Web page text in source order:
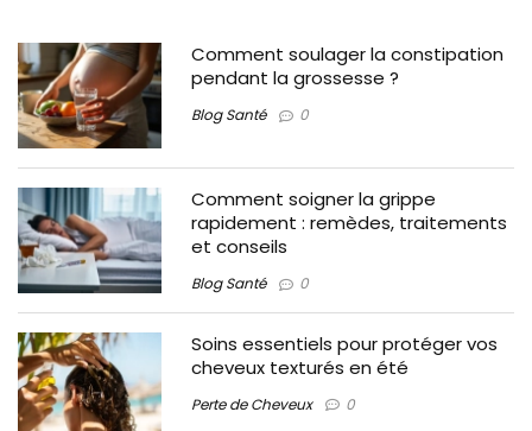
Comment soulager la constipation
pendant la grossesse ?
Blog Santé 0
Comment soigner la grippe
rapidement : remèdes, traitements
et conseils
Blog Santé 0
Soins essentiels pour protéger vos
cheveux texturés en été
Perte de Cheveux 0